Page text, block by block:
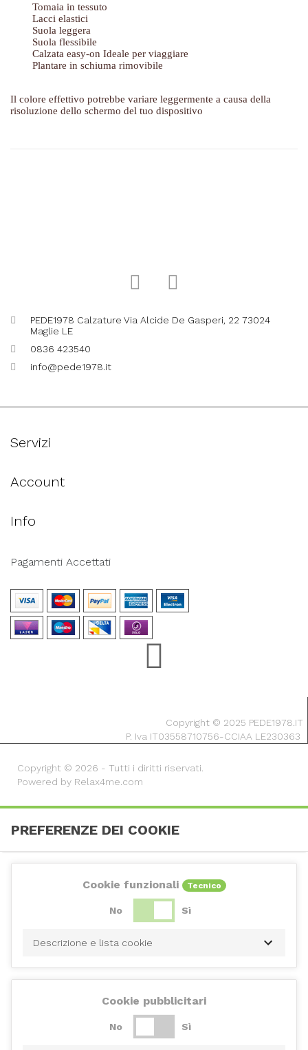
Tomaia in tessuto
Lacci elastici
Suola leggera
Suola flessibile
Calzata easy-on Ideale per viaggiare
Plantare in schiuma rimovibile
Il colore effettivo potrebbe variare leggermente a causa della
risoluzione dello schermo del tuo dispositivo
PEDE1978 Calzature Via Alcide De Gasperi, 22 73024
Maglie LE
0836 423540
info@pede1978.it
Servizi
Account
Info
Pagamenti Accettati
Copyright © 2025 PEDE1978.IT
P. Iva IT03558710756-CCIAA LE230363
Copyright © 2026 - Tutti i diritti riservati.
Powered by Relax4me.com
PREFERENZE DEI COOKIE
Cookie funzionali Tecnico
No Sì
Descrizione e lista cookie
Cookie pubblicitari
No Sì